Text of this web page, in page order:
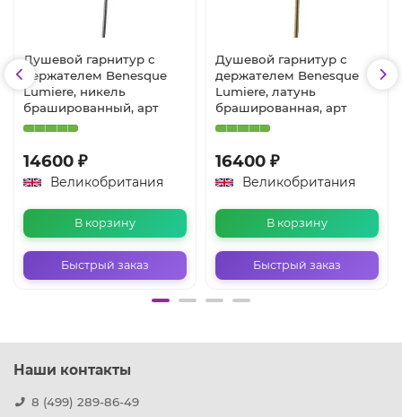
Душевой гарнитур с
держателем Benesque
Lumiere, никель
брашированный, арт
14600 ₽
Великобритания
В корзину
Быстрый заказ
Душевой гарнитур с
держателем Benesque
Lumiere, латунь
брашированная, арт
16400 ₽
Великобритания
В корзину
Быстрый заказ
Наши контакты
8 (499) 289-86-49